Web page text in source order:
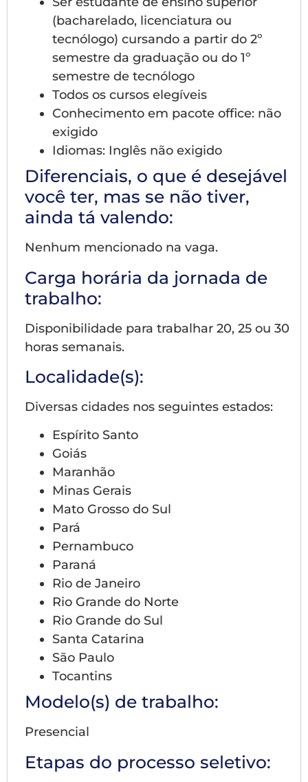
(bacharelado, licenciatura ou
tecnólogo) cursando a partir do 2º
semestre da graduação ou do 1º
semestre de tecnólogo
Todos os cursos elegíveis
Conhecimento em pacote office: não
exigido
Idiomas: Inglês não exigido
Diferenciais, o que é desejável
você ter, mas se não tiver,
ainda tá valendo:
Nenhum mencionado na vaga.
Carga horária da jornada de
trabalho:
Disponibilidade para trabalhar 20, 25 ou 30
horas semanais.
Localidade(s):
Diversas cidades nos seguintes estados:
Espírito Santo
Goiás
Maranhão
Minas Gerais
Mato Grosso do Sul
Pará
Pernambuco
Paraná
Rio de Janeiro
Rio Grande do Norte
Rio Grande do Sul
Santa Catarina
São Paulo
Tocantins
Modelo(s) de trabalho:
Presencial
Etapas do processo seletivo: